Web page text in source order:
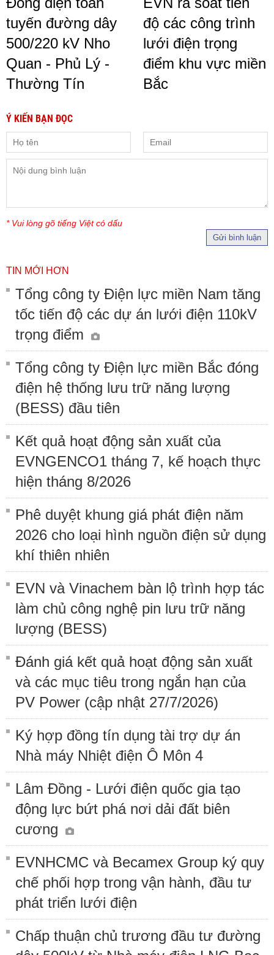
tuyến đường dây
500/220 kV Nho
Quan - Phủ Lý -
Thường Tín
độ các công trình
lưới điện trọng
điểm khu vực miền
Bắc
Ý KIẾN BẠN ĐỌC
* Vui lòng gõ tiếng Việt có dấu
Gửi bình luận
TIN MỚI HƠN
Tổng công ty Điện lực miền Nam tăng
tốc tiến độ các dự án lưới điện 110kV
trọng điểm
Tổng công ty Điện lực miền Bắc đóng
điện hệ thống lưu trữ năng lượng
(BESS) đầu tiên
Kết quả hoạt động sản xuất của
EVNGENCO1 tháng 7, kế hoạch thực
hiện tháng 8/2026
Phê duyệt khung giá phát điện năm
2026 cho loại hình nguồn điện sử dụng
khí thiên nhiên
EVN và Vinachem bàn lộ trình hợp tác
làm chủ công nghệ pin lưu trữ năng
lượng (BESS)
Đánh giá kết quả hoạt động sản xuất
và các mục tiêu trong ngắn hạn của
PV Power (cập nhật 27/7/2026)
Ký hợp đồng tín dụng tài trợ dự án
Nhà máy Nhiệt điện Ô Môn 4
Lâm Đồng - Lưới điện quốc gia tạo
động lực bứt phá nơi dải đất biên
cương
EVNHCMC và Becamex Group ký quy
chế phối hợp trong vận hành, đầu tư
phát triển lưới điện
Chấp thuận chủ trương đầu tư đường